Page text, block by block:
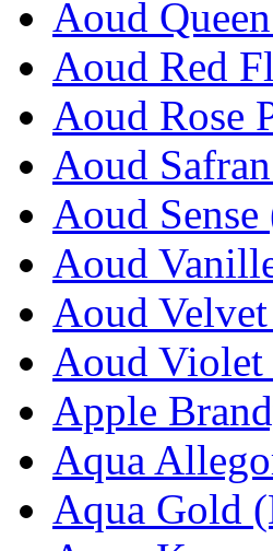
Aoud
Aoud Red
Aoud Rose
Aoud
Aoud
Aoud
Aoud
Aoud Violet
Apple
Aqua
Aqua Gold